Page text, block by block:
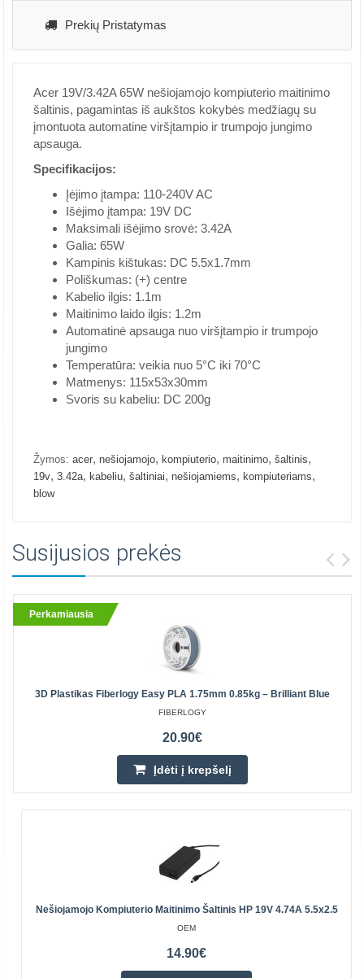
Prekių Pristatymas
Acer 19V/3.42A 65W nešiojamojo kompiuterio maitinimo
šaltinis, pagamintas iš aukštos kokybės medžiagų su
įmontuota automatine viršįtampio ir trumpojo jungimo
apsauga.
Specifikacijos:
Įėjimo įtampa: 110-240V AC
Išėjimo įtampa: 19V DC
Maksimali išėjimo srovė: 3.42A
Galia: 65W
Kampinis kištukas: DC 5.5x1.7mm
Poliškumas: (+) centre
Kabelio ilgis: 1.1m
Maitinimo laido ilgis: 1.2m
Automatinė apsauga nuo viršįtampio ir trumpojo
jungimo
Temperatūra: veikia nuo 5°C iki 70°C
Matmenys: 115x53x30mm
Svoris su kabeliu: DC 200g
Žymos: acer, nešiojamojo, kompiuterio, maitinimo, šaltinis,
19v, 3.42a, kabeliu, šaltiniai, nešiojamiems, kompiuteriams,
blow
Susijusios prekės
Perkamiausia
3D Plastikas Fiberlogy Easy PLA 1.75mm 0.85kg – Brilliant Blue
FIBERLOGY
20.90€
Įdėti į krepšelį
Nešiojamojo Kompiuterio Maitinimo Šaltinis HP 19V 4.74A 5.5x2.5
OEM
14.90€